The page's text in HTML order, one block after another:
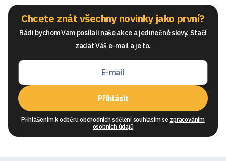
Chcete znát všechny novinky jako první?
Rádi bychom Vam posílali naše akce a jedinečné slevy. Stačí
zadat Váš e-mail a je to.
Přihlásit
Přihlášením k odběru obchodních sdělení souhlasím se zpracováním
osobních údajů